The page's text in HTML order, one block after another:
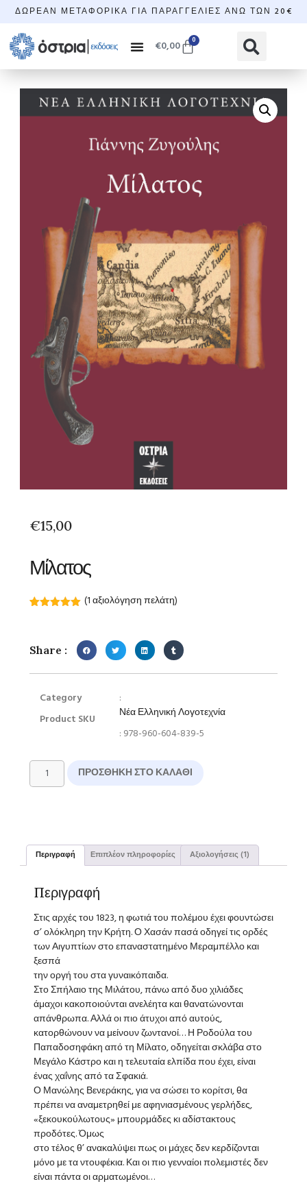
ΔΩΡΕΆΝ ΜΕΤΑΦΟΡΙΚΆ ΓΙΑ ΠΑΡΑΓΓΕΛΊΕΣ ΆΝΩ ΤΩΝ 20€
€0,00 0
€15,00
Μίλατος
βαθμολογία
πελάτη
(1αξιολόγηση πελάτη)
Share :
Category
Product SKU
:
Νέα Ελληνική Λογοτεχνία
: 978-960-604-839-5
ΠΡΟΣΘΉΚΗ ΣΤΟ ΚΑΛΆΘΙ
Περιγραφή Επιπλέον πληροφορίες Αξιολογήσεις (1)
Περιγραφή
Στις αρχές του 1823, η φωτιά του πολέμου έχει φουντώσει
σ’ ολόκληρη την Κρήτη. Ο Χασάν πασά οδηγεί τις ορδές
των Αιγυπτίων στο επαναστατημένο Μεραμπέλλο και
ξεσπά
την οργή του στα γυναικόπαιδα.
Στο Σπήλαιο της Μιλάτου, πάνω από δυο χιλιάδες
άμαχοι κακοποιούνται ανελέητα και θανατώνονται
απάνθρωπα. Αλλά οι πιο άτυχοι από αυτούς,
κατορθώνουν να μείνουν ζωντανοί… Η Ροδούλα του
Παπαδοσηφάκη από τη Μίλατο, οδηγείται σκλάβα στο
Μεγάλο Κάστρο και η τελευταία ελπίδα που έχει, είναι
ένας χαΐνης από τα Σφακιά.
Ο Μανώλης Βενεράκης, για να σώσει το κορίτσι, θα
πρέπει να αναμετρηθεί με αφηνιασμένους γερλήδες,
«ξεκουκούλωτους» μπουρμάδες κι αδίστακτους
προδότες. Όμως
στο τέλος θ’ ανακαλύψει πως οι μάχες δεν κερδίζονται
μόνο με τα ντουφέκια. Και οι πιο γενναίοι πολεμιστές δεν
είναι πάντα οι αρματωμένοι…